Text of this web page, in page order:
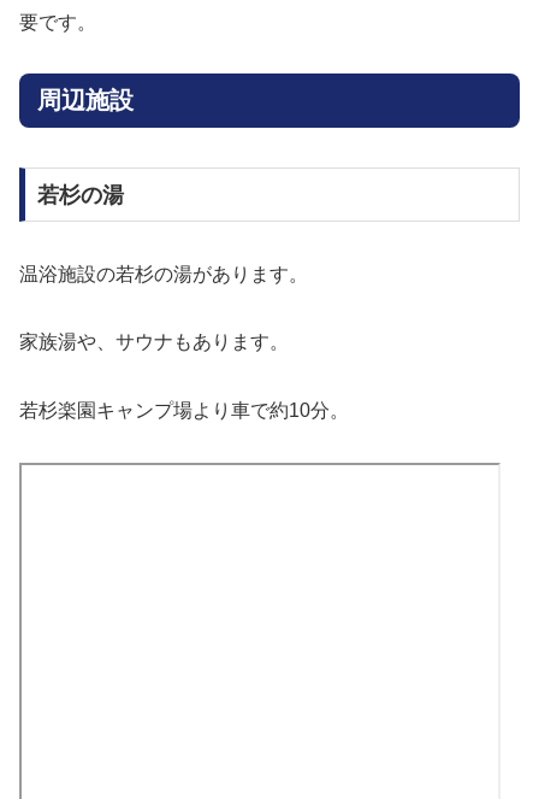
要です。
周辺施設
若杉の湯
温浴施設の若杉の湯があります。
家族湯や、サウナもあります。
若杉楽園キャンプ場より車で約10分。